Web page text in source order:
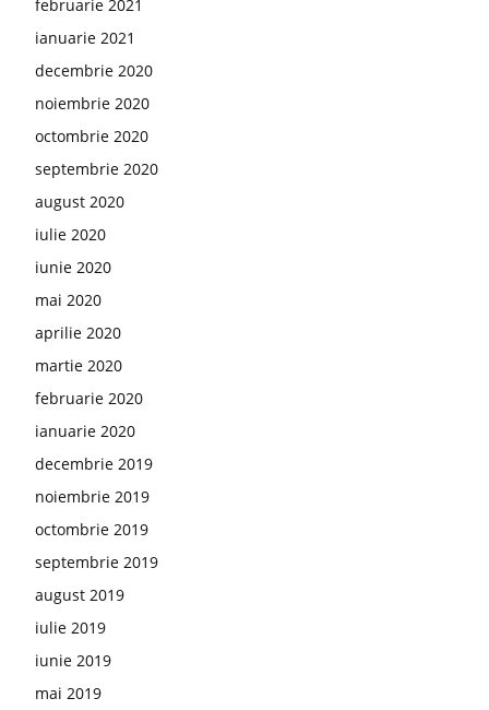
februarie 2021
ianuarie 2021
decembrie 2020
noiembrie 2020
octombrie 2020
septembrie 2020
august 2020
iulie 2020
iunie 2020
mai 2020
aprilie 2020
martie 2020
februarie 2020
ianuarie 2020
decembrie 2019
noiembrie 2019
octombrie 2019
septembrie 2019
august 2019
iulie 2019
iunie 2019
mai 2019